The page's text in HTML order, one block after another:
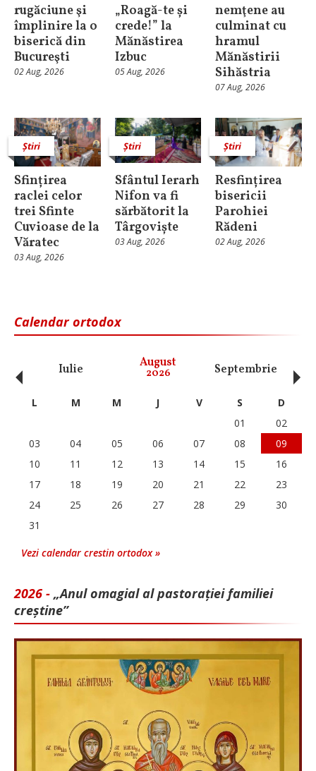
rugăciune şi
împlinire la o
biserică din
Bucureşti
02 Aug, 2026
„Roagă-te și
crede!” la
Mănăstirea
Izbuc
05 Aug, 2026
nemţene au
culminat cu
hramul
Mănăstirii
Sihăstria
07 Aug, 2026
Știri
Sfințirea
raclei celor
trei Sfinte
Cuvioase de la
Văratec
03 Aug, 2026
Știri
Sfântul Ierarh
Nifon va fi
sărbătorit la
Târgoviște
03 Aug, 2026
Știri
Resfințirea
bisericii
Parohiei
Rădeni
02 Aug, 2026
Calendar ortodox
Iulie August
2026 Septembrie
‹ L M M J V S
D
01
02
03
04 05 06 07 08
09
10
11 12 13 14 15
16
17
18 19 20 21 22
23
24
25 26 27 28 29
30
31
Vezi calendar crestin ortodox »
2026 - „Anul omagial al pastorației familiei
creștine”